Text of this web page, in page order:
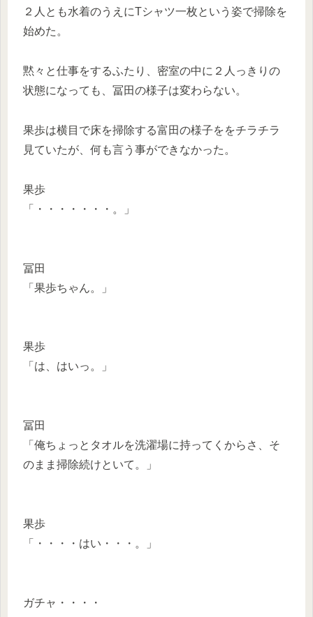
２人とも水着のうえにTシャツ一枚という姿で掃除を
始めた。
黙々と仕事をするふたり、密室の中に２人っきりの
状態になっても、冨田の様子は変わらない。
果歩は横目で床を掃除する富田の様子ををチラチラ
見ていたが、何も言う事ができなかった。
果歩
「・・・・・・・。」
冨田
「果歩ちゃん。」
果歩
「は、はいっ。」
冨田
「俺ちょっとタオルを洗濯場に持ってくからさ、そ
のまま掃除続けといて。」
果歩
「・・・・はい・・・。」
ガチャ・・・・